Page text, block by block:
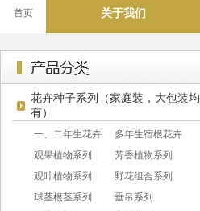
首页 关于我们
花卉种子系列（家庭装，大包装均
有）
一、二年生花卉
多年生宿根花卉
观果植物系列
芳香植物系列
观叶植物系列
野花组合系列
球茎根茎系列
垂吊系列